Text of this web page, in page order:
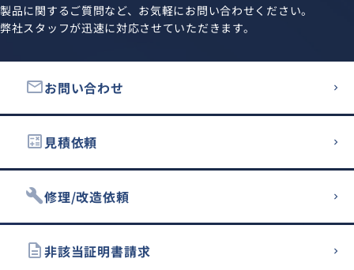
製品に関するご質問など、お気軽にお問い合わせください。
弊社スタッフが迅速に対応させていただきます。
emailお問い合わせ
calculate見積依頼
build修理/改造依頼
description非該当証明書請求